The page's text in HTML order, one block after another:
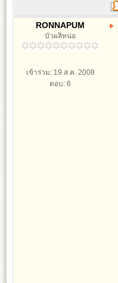
RONNAPUM
บัวผลิหน่อ
เข้าร่วม: 19 ส.ค. 2008
ตอบ: 6